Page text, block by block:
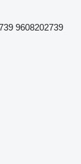
9608202739